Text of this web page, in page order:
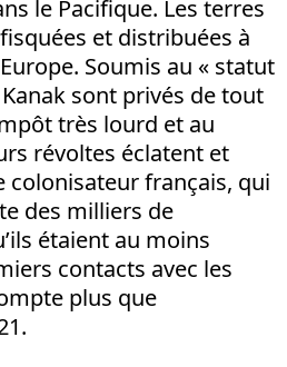
le Pacifique. Les terres
et distribuées à
Soumis au « statut
sont privés de tout
très lourd et au
révoltes éclatent et
colonisateur français, qui
des milliers de
étaient au moins
contacts avec les
plus que